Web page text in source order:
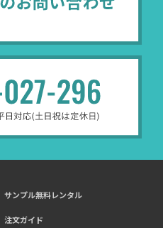
サンプル無料レンタル
注文ガイド